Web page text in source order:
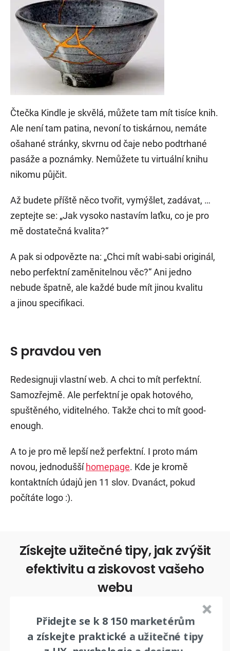
Čtečka Kindle je skvělá, můžete tam mít tisíce knih.
Ale není tam patina, nevoní to tiskárnou, nemáte
ošahané stránky, skvrnu od čaje nebo podtrhané
pasáže a poznámky. Nemůžete tu virtuální knihu
nikomu půjčit.
Až budete příště něco tvořit, vymýšlet, zadávat, …
zeptejte se: „Jak vysoko nastavím laťku, co je pro
mě dostatečná kvalita?“
A pak si odpovězte na: „Chci mít wabi-sabi originál,
nebo perfektní zaměnitelnou věc?“ Ani jedno
nebude špatně, ale každé bude mít jinou kvalitu
a jinou specifikaci.
S pravdou ven
Redesignuji vlastní web. A chci to mít perfektní.
Samozřejmě. Ale perfektní je opak hotového,
spuštěného, viditelného. Takže chci to mít good-
enough.
A to je pro mě lepší než perfektní. I proto mám
novou, jednodušší homepage. Kde je kromě
kontaktních údajů jen 11 slov. Dvanáct, pokud
počítáte logo :).
Získejte užitečné tipy, jak zvýšit
efektivitu a ziskovost vašeho
webu
Přidejte se k 6 975 odběratelům a získejte praktické
tipy z designu, psychologie a UX. Reálné příklady z
praxe opřené o data a studie.
Přidejte se k 8 150 marketérům
a získejte praktické a užitečné tipy